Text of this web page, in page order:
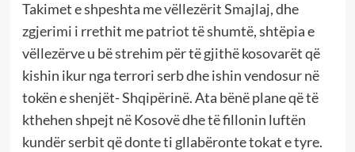
Takimet e shpeshta me vëllezërit Smajlaj, dhe
zgjerimi i rrethit me patriot të shumtë, shtëpia e
vëllezërve u bë strehim për të gjithë kosovarët që
kishin ikur nga terrori serb dhe ishin vendosur në
tokën e shenjët- Shqipërinë. Ata bënë plane që të
kthehen shpejt në Kosovë dhe të fillonin luftën
kundër serbit që donte ti gllabëronte tokat e tyre.